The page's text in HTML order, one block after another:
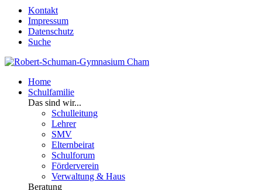
Kontakt
Impressum
Datenschutz
Suche
Home
Schulfamilie
Das sind wir...
Schulleitung
Lehrer
SMV
Elternbeirat
Schulforum
Förderverein
Verwaltung & Haus
Beratung